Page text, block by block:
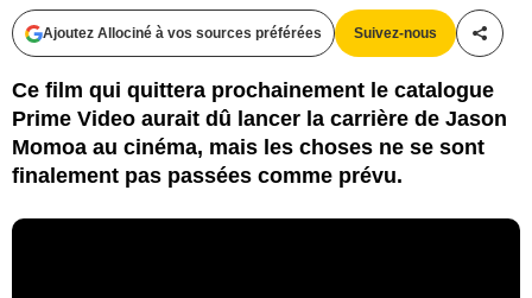
Ajoutez Allociné à vos sources préférées Suivez-nous
Ce film qui quittera prochainement le catalogue
Prime Video aurait dû lancer la carrière de Jason
Momoa au cinéma, mais les choses ne se sont
finalement pas passées comme prévu.